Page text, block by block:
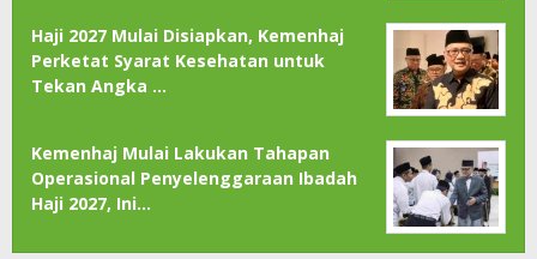
Haji 2027 Mulai Disiapkan, Kemenhaj
Perketat Syarat Kesehatan untuk
Tekan Angka …
Kemenhaj Mulai Lakukan Tahapan
Operasional Penyelenggaraan Ibadah
Haji 2027, Ini…